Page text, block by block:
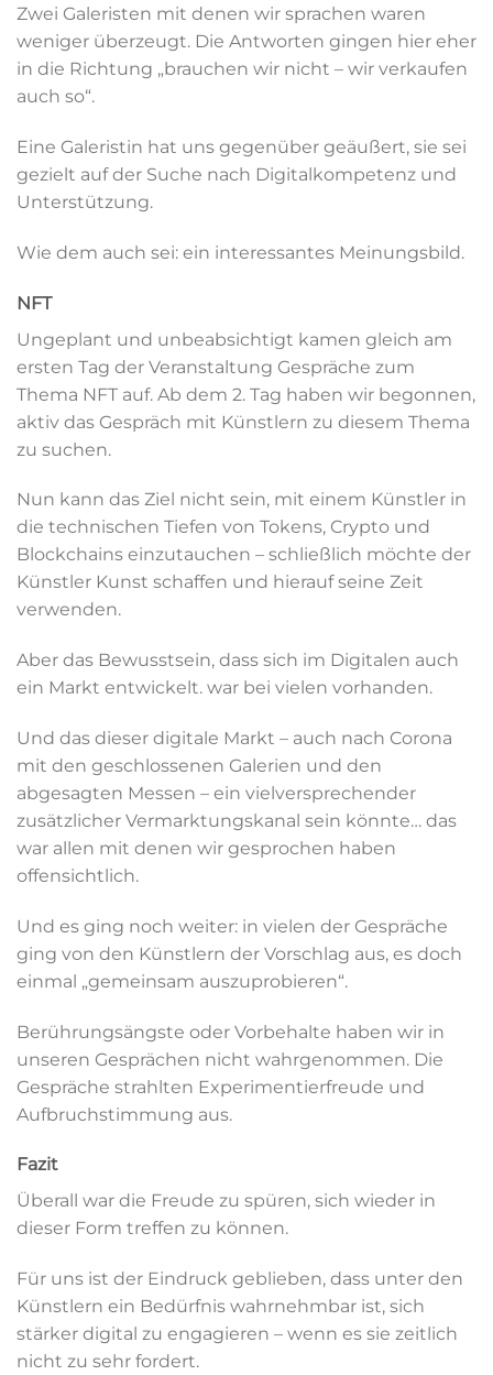
Zwei Galeristen mit denen wir sprachen waren
weniger überzeugt. Die Antworten gingen hier eher
in die Richtung „brauchen wir nicht – wir verkaufen
auch so“.
Eine Galeristin hat uns gegenüber geäußert, sie sei
gezielt auf der Suche nach Digitalkompetenz und
Unterstützung.
Wie dem auch sei: ein interessantes Meinungsbild.
NFT
Ungeplant und unbeabsichtigt kamen gleich am
ersten Tag der Veranstaltung Gespräche zum
Thema NFT auf. Ab dem 2. Tag haben wir begonnen,
aktiv das Gespräch mit Künstlern zu diesem Thema
zu suchen.
Nun kann das Ziel nicht sein, mit einem Künstler in
die technischen Tiefen von Tokens, Crypto und
Blockchains einzutauchen – schließlich möchte der
Künstler Kunst schaffen und hierauf seine Zeit
verwenden.
Aber das Bewusstsein, dass sich im Digitalen auch
ein Markt entwickelt. war bei vielen vorhanden.
Und das dieser digitale Markt – auch nach Corona
mit den geschlossenen Galerien und den
abgesagten Messen – ein vielversprechender
zusätzlicher Vermarktungskanal sein könnte… das
war allen mit denen wir gesprochen haben
offensichtlich.
Und es ging noch weiter: in vielen der Gespräche
ging von den Künstlern der Vorschlag aus, es doch
einmal „gemeinsam auszuprobieren“.
Berührungsängste oder Vorbehalte haben wir in
unseren Gesprächen nicht wahrgenommen. Die
Gespräche strahlten Experimentierfreude und
Aufbruchstimmung aus.
Fazit
Überall war die Freude zu spüren, sich wieder in
dieser Form treffen zu können.
Für uns ist der Eindruck geblieben, dass unter den
Künstlern ein Bedürfnis wahrnehmbar ist, sich
stärker digital zu engagieren – wenn es sie zeitlich
nicht zu sehr fordert.